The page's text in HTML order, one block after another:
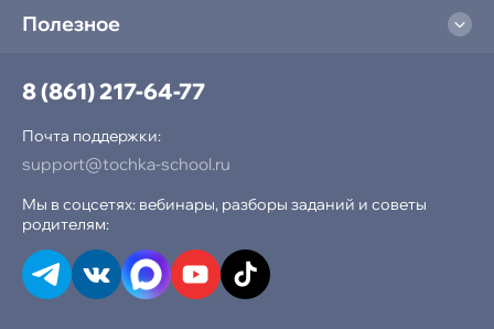
Полезное
8 (861) 217-64-77
Почта поддержки:
support@tochka-school.ru
Мы в соцсетях: вебинары, разборы заданий и советы
родителям: